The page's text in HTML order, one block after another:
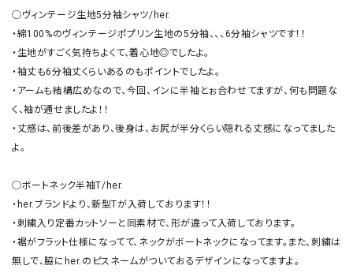
◯ヴィンテージ生地5分袖シャツ/her.
・綿100%のヴィンテージポプリン生地の5分袖、、、6分袖シャツです！！
・生地がすごく気持ちよくて、着心地◎でしたよ。
・袖丈も6分袖丈くらいあるのもポイントでしたよ。
・アームも結構広めなので、今回、インに半袖とぉ合わせてますが、何も問題な
く、袖が通せましたよ！！
・丈感は、前後差があり、後身は、お尻が半分くらい隠れる丈感になってました
よ。
◯ボートネック半袖T/her.
・her.ブランドより、新型Tが入荷しております！！
・刺繍入り定番カットソーと同素材で、形が違って入荷しております。
・裾がフラット仕様になってて、ネックがボートネックになってます。また、刺繍は
無しで、脇にher.のピスネームがついておるデザインになってますよ。